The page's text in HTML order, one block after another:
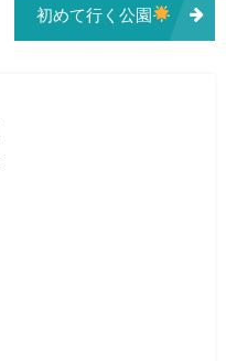
初めて行く公園